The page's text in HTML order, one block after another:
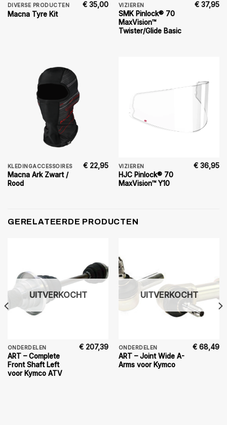
DIVERSE PRODUCTEN
Macna Tyre Kit
€ 35,00 VIZIEREN
SMK Pinlock® 70
MaxVision™
Twister/Glide Basic
€ 37,95
KLEDINGACCESSOIRES
Macna Ark Zwart /
Rood
€ 22,95 VIZIEREN
HJC Pinlock® 70
MaxVision™ Y10
€ 36,95
GERELATEERDE PRODUCTEN
UITVERKOCHT
ONDERDELEN
ART – Complete
Front Shaft Left
voor Kymco ATV
€ 207,39
UITVERKOCHT
ONDERDELEN
ART – Joint Wide A-
Arms voor Kymco
€ 68,49